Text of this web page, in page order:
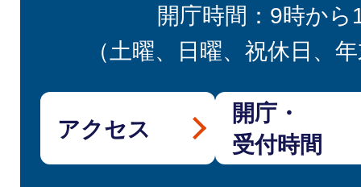
開庁時間：9時から
（土曜、日曜、祝休日、
アクセス
開庁・
受付時間